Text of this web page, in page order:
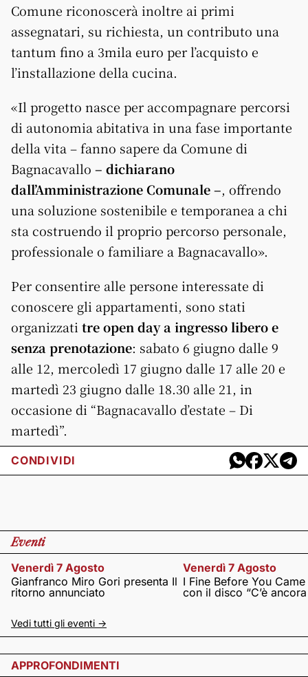
Comune riconoscerà inoltre ai primi
assegnatari, su richiesta, un contributo una
tantum fino a 3mila euro per l’acquisto e
l’installazione della cucina.
«Il progetto nasce per accompagnare percorsi
di autonomia abitativa in una fase importante
della vita – fanno sapere da Comune di
Bagnacavallo – dichiarano
dall’Amministrazione Comunale –, offrendo
una soluzione sostenibile e temporanea a chi
sta costruendo il proprio percorso personale,
professionale o familiare a Bagnacavallo».
Per consentire alle persone interessate di
conoscere gli appartamenti, sono stati
organizzati tre open day a ingresso libero e
senza prenotazione: sabato 6 giugno dalle 9
alle 12, mercoledì 17 giugno dalle 17 alle 20 e
martedì 23 giugno dalle 18.30 alle 21, in
occasione di “Bagnacavallo d’estate – Di
martedì”.
CONDIVIDI
Eventi
Venerdì 7 Agosto
Gianfranco Miro Gori presenta Il
ritorno annunciato
Venerdì 7 Agosto
I Fine Before You
con il disco “C’è
Vedi tutti gli eventi ->
APPROFONDIMENTI